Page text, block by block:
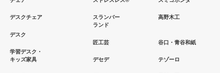
デスクチェア
デスク
学習デスク・
キッズ家具
スランバー
ランド
高野木工
匠工芸 谷口・青谷和紙
デセデ テゾーロ